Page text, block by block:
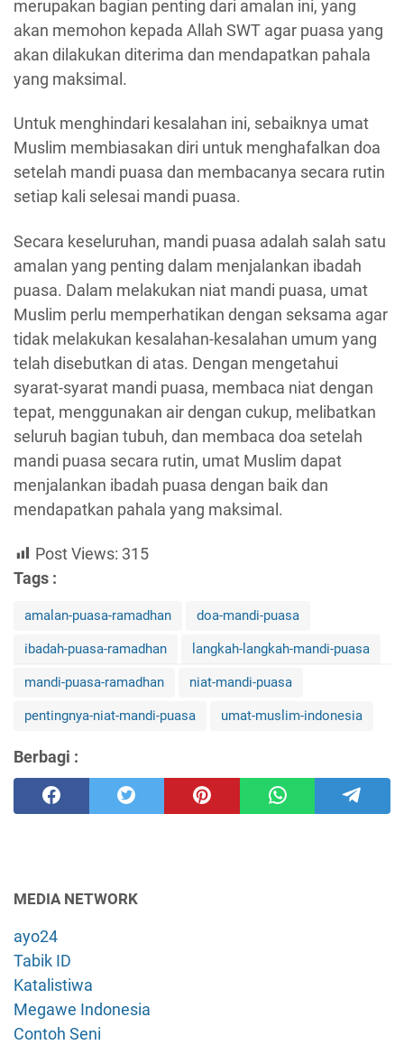
merupakan bagian penting dari amalan ini, yang
akan memohon kepada Allah SWT agar puasa yang
akan dilakukan diterima dan mendapatkan pahala
yang maksimal.
Untuk menghindari kesalahan ini, sebaiknya umat
Muslim membiasakan diri untuk menghafalkan doa
setelah mandi puasa dan membacanya secara rutin
setiap kali selesai mandi puasa.
Secara keseluruhan, mandi puasa adalah salah satu
amalan yang penting dalam menjalankan ibadah
puasa. Dalam melakukan niat mandi puasa, umat
Muslim perlu memperhatikan dengan seksama agar
tidak melakukan kesalahan-kesalahan umum yang
telah disebutkan di atas. Dengan mengetahui
syarat-syarat mandi puasa, membaca niat dengan
tepat, menggunakan air dengan cukup, melibatkan
seluruh bagian tubuh, dan membaca doa setelah
mandi puasa secara rutin, umat Muslim dapat
menjalankan ibadah puasa dengan baik dan
mendapatkan pahala yang maksimal.
Post Views: 315
Tags :
amalan-puasa-ramadhan doa-mandi-puasa
ibadah-puasa-ramadhan langkah-langkah-mandi-puasa
mandi-puasa-ramadhan niat-mandi-puasa
pentingnya-niat-mandi-puasa umat-muslim-indonesia
Berbagi :
MEDIA NETWORK
ayo24
Tabik ID
Katalistiwa
Megawe Indonesia
Contoh Seni